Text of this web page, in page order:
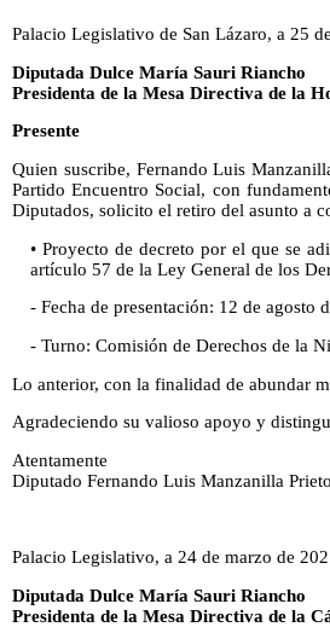
Palacio Legislativo de San Lázaro, a 25
Diputada Dulce María Sauri Riancho
Presidenta de la Mesa Directiva de la
Presente
Quien suscribe, Fernando Luis
Partido Encuentro Social, con
Diputados, solicito el retiro del asunto a
• Proyecto de decreto por el que se
artículo 57 de la Ley General de los
- Fecha de presentación: 12 de agosto
- Turno: Comisión de Derechos de la
Lo anterior, con la finalidad de abundar
Agradeciendo su valioso apoyo y
Atentamente
Diputado Fernando Luis Manzanilla
Palacio Legislativo, a 24 de marzo de
Diputada Dulce María Sauri Riancho
Presidenta de la Mesa Directiva de la